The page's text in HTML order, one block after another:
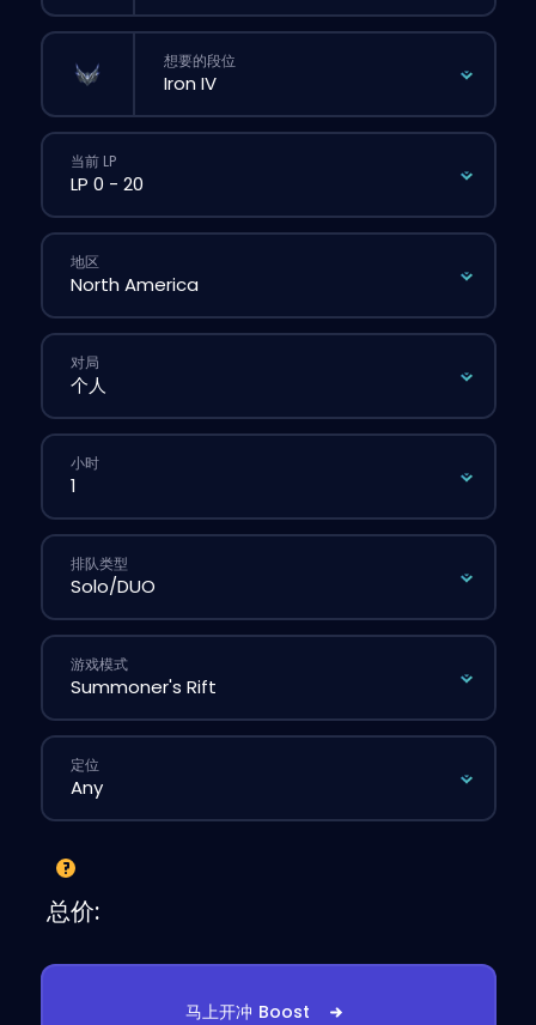
想要的段位
当前 LP
地区
对局
小时
排队类型
游戏模式
定位
总价:
马上开冲 Boost